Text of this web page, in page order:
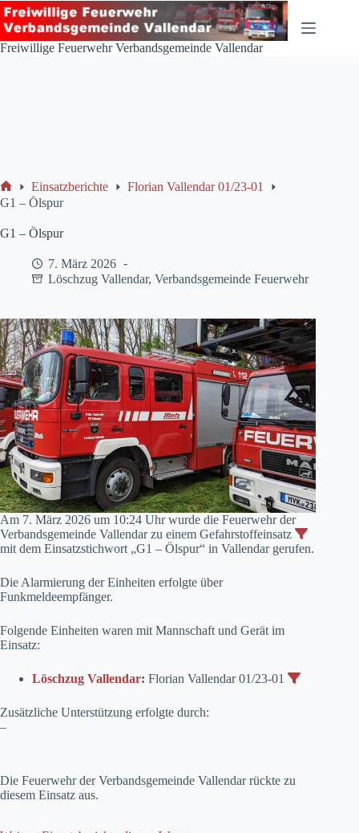
Zum
Inhalt
springen
Freiwillige Feuerwehr Verbandsgemeinde Vallendar
Start
Einsatzberichte
Florian Vallendar 01/23-01
G1 – Ölspur
G1 – Ölspur
7. März 2026
Löschzug Vallendar, Verbandsgemeinde Feuerwehr
Am 7. März 2026 um 10:24 Uhr wurde die Feuerwehr der
Verbandsgemeinde Vallendar zu einem Gefahrstoffeinsatz
mit dem Einsatzstichwort „G1 – Ölspur“ in Vallendar gerufen.
Die Alarmierung der Einheiten erfolgte über
Funkmeldeempfänger.
Folgende Einheiten waren mit Mannschaft und Gerät im
Einsatz:
Löschzug Vallendar: Florian Vallendar 01/23-01
Zusätzliche Unterstützung erfolgte durch:
–
Die Feuerwehr der Verbandsgemeinde Vallendar rückte zu
diesem Einsatz aus.